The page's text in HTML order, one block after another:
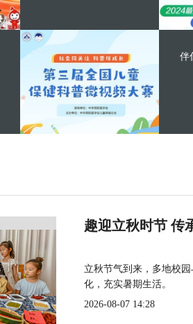
伴
趣迎立秋时节 传
立秋节气到来，多地校
化，充实暑期生活。
2026-08-07 14:28